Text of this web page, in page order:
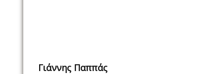
Γιάννης Παππάς